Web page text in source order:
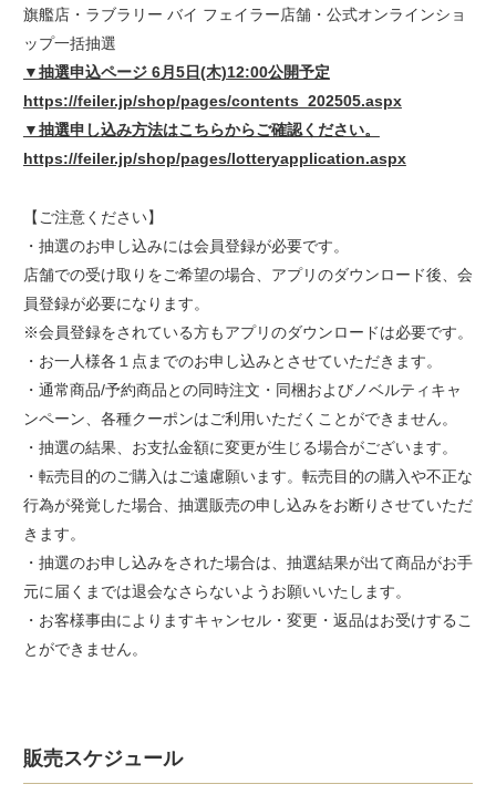
旗艦店・ラブラリー バイ フェイラー店舗・公式オンラインショ
ップ一括抽選
▼抽選申込ページ 6月5日(木)12:00公開予定
https://feiler.jp/shop/pages/contents_202505.aspx
▼抽選申し込み方法はこちらからご確認ください。
https://feiler.jp/shop/pages/lotteryapplication.aspx
【ご注意ください】
・抽選のお申し込みには会員登録が必要です。
店舗での受け取りをご希望の場合、アプリのダウンロード後、会
員登録が必要になります。
※会員登録をされている方もアプリのダウンロードは必要です。
・お一人様各１点までのお申し込みとさせていただきます。
・通常商品/予約商品との同時注文・同梱およびノベルティキャ
ンペーン、各種クーポンはご利用いただくことができません。
・抽選の結果、お支払金額に変更が生じる場合がございます。
・転売目的のご購入はご遠慮願います。転売目的の購入や不正な
行為が発覚した場合、抽選販売の申し込みをお断りさせていただ
きます。
・抽選のお申し込みをされた場合は、抽選結果が出て商品がお手
元に届くまでは退会なさらないようお願いいたします。
・お客様事由によりますキャンセル・変更・返品はお受けするこ
とができません。
販売スケジュール